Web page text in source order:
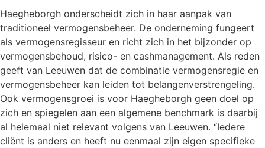
Haegheborgh onderscheidt zich in haar aanpak van
traditioneel vermogensbeheer. De onderneming fungeert
als vermogensregisseur en richt zich in het bijzonder op
vermogensbehoud, risico- en cashmanagement. Als reden
geeft van Leeuwen dat de combinatie vermogensregie en
vermogensbeheer kan leiden tot belangenverstrengeling.
Ook vermogensgroei is voor Haegheborgh geen doel op
zich en spiegelen aan een algemene benchmark is daarbij
al helemaal niet relevant volgens van Leeuwen. “Iedere
cliënt is anders en heeft nu eenmaal zijn eigen specifieke